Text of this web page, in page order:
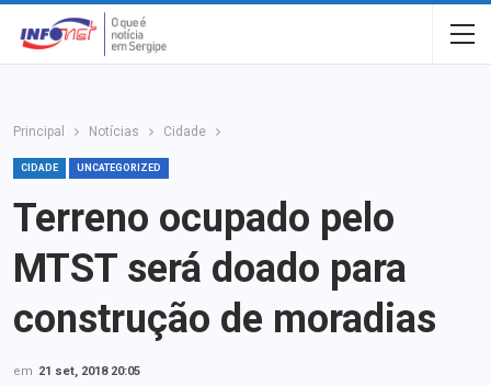
Principal Notícias Cidade
CIDADE UNCATEGORIZED
Terreno ocupado pelo
MTST será doado para
construção de moradias
em 21 set, 2018 20:05